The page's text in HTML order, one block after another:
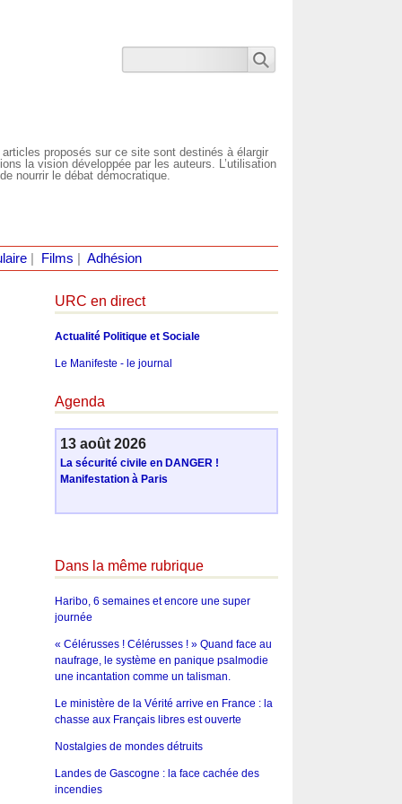
proposés sur ce site sont destinés à élargir
la vision développée par les auteurs. L’utilisation
nourrir le débat démocratique.
| Films Adhésion
URC en direct
Actualité Politique et Sociale
Le Manifeste - le journal
Agenda
13 août 2026
La sécurité civile en DANGER !
Manifestation à Paris
Dans la même rubrique
Haribo, 6 semaines et encore une super
journée
« Célérusses ! Célérusses ! » Quand face au
naufrage, le système en panique psalmodie
une incantation comme un talisman.
Le ministère de la Vérité arrive en France : la
chasse aux Français libres est ouverte
Nostalgies de mondes détruits
Landes de Gascogne : la face cachée des
incendies